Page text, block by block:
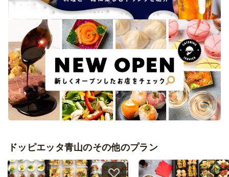
ドッピエッタ青山のその他のプラン